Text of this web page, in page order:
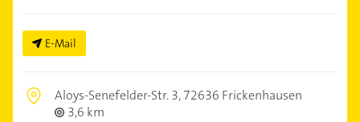
E-Mail
Aloys-Senefelder-Str. 3,72636 Frickenhausen
3,6 km